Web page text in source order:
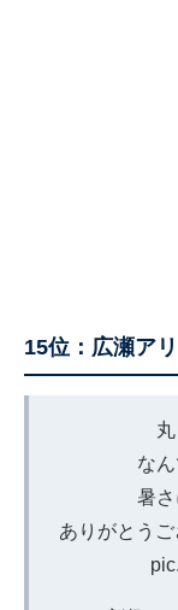
15位：広瀬ア
な
暑
ありがとう